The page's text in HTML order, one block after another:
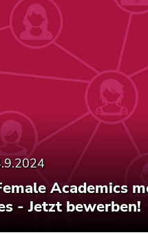
Academics
- Jetzt bewerben!